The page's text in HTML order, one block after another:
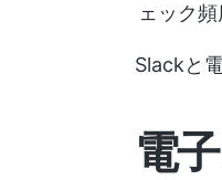
ェック
Slackと
電